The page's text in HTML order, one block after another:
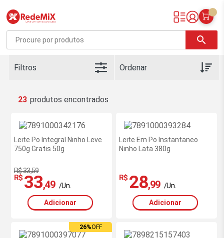
Redemix – Supermercado Online
search
Filtros
23
Leite Po Integral Ninho Leve
750g Gratis 50g
R$ 33,59
R$ 33,49 /Un.
Adicionar
Leite Em Po Instantaneo
Ninho Lata 380g
R$ 28,99 /Un.
Adicionar
26%OFF